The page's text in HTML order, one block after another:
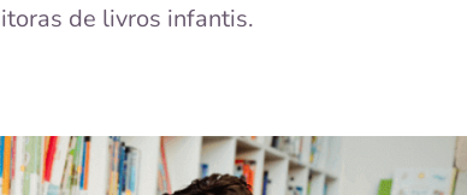
de livros infantis.